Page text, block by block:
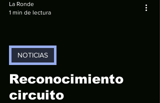
Reconocimiento
circuito
NOTICIAS
La Ronde
1 min de lectura